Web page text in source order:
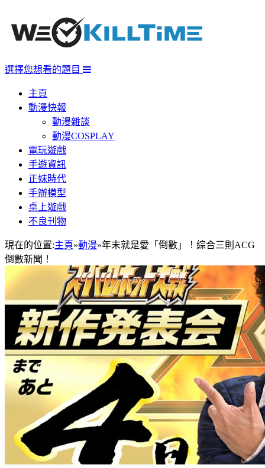
選擇您想看的題目
主頁
動漫快報
動漫雜談
動漫COSPLAY
電玩遊戲
手遊資訊
正妹時代
手辦模型
桌上遊戲
不良刊物
現在的位置:主頁»動漫»年末就是愛「倒數」！綜合三則ACG
倒數新聞！